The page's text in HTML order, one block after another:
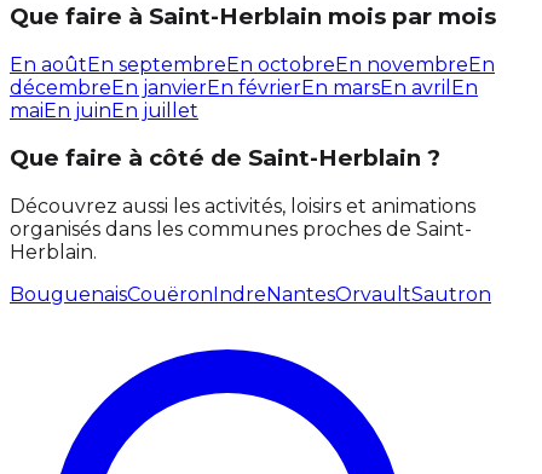
Que faire à Saint-Herblain mois par mois
En aoûtEn septembreEn octobreEn novembreEn
décembreEn janvierEn févrierEn marsEn avril En
maiEn juinEn juillet
Que faire à côté de Saint-Herblain ?
Découvrez aussi les activités, loisirs et animations
organisés dans les communes proches de Saint-
Herblain.
BouguenaisCouëronIndreNantesOrvaultSautron